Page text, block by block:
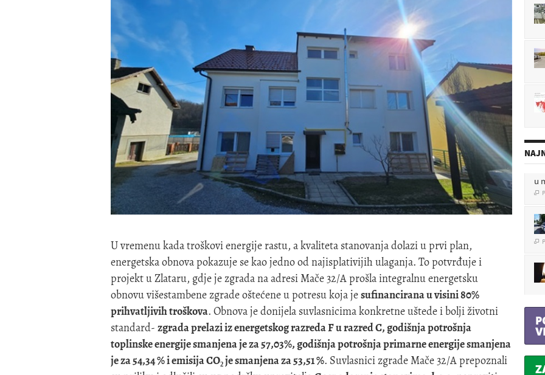
U vremenu kada troškovi energije rastu, a kvaliteta stanovanja dolazi u prvi plan,
energetska obnova pokazuje se kao jedno od najisplativijih ulaganja. To potvrđuje i
projekt u Zlataru, gdje je zgrada na adresi Mače 32/A prošla integralnu energetsku
obnovu višestambene zgrade oštećene u potresu koja jesufinancirana u visini 80%
prihvatljivih troškova. Obnova je donijela suvlasnicima konkretne uštede i bolji životni
standard- zgrada prelazi iz energetskog razreda F u razred C, godišnja potrošnja
toplinske energije smanjena je za 57,03%, godišnja potrošnja primarne energije smanjena
je za 54,34 % i emisija CO₂ je smanjena za 53,51 %. Suvlasnici zgrade Mače 32/A prepoznali
u

